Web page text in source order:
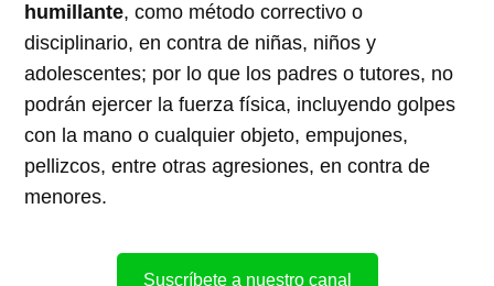
humillante, como método correctivo o
disciplinario, en contra de niñas, niños y
adolescentes; por lo que los padres o tutores, no
podrán ejercer la fuerza física, incluyendo golpes
con la mano o cualquier objeto, empujones,
pellizcos, entre otras agresiones, en contra de
menores.
Suscríbete a nuestro canal